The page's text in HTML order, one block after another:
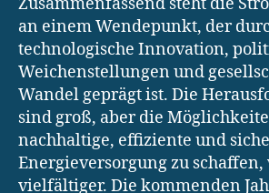
an einem Wendepunkt, der
technologische Innovation,
Weichenstellungen und
Wandel geprägt ist. Die
sind groß, aber die
nachhaltige, effiziente und
Energieversorgung zu
vielfältiger. Die kommenden